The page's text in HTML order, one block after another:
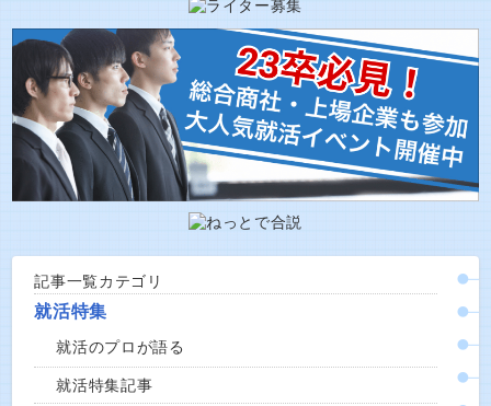
記事一覧カテゴリ
就活特集
就活のプロが語る
就活特集記事